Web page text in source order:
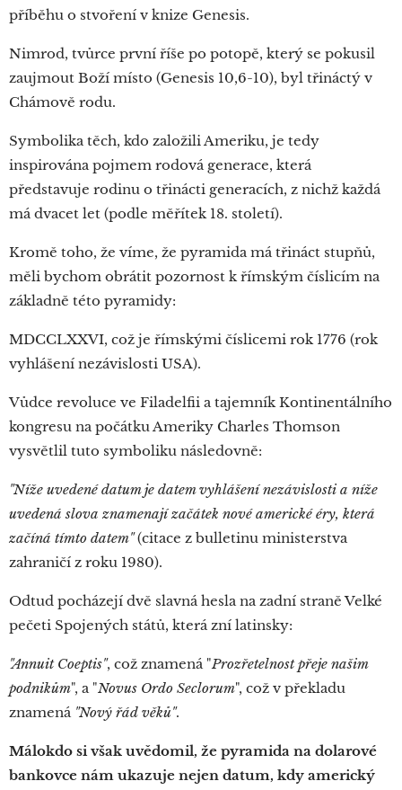
příběhu o stvoření v knize Genesis.
Nimrod, tvůrce první říše po potopě, který se pokusil
zaujmout Boží místo (Genesis 10,6-10), byl třináctý v
Chámově rodu.
Symbolika těch, kdo založili Ameriku, je tedy
inspirována pojmem rodová generace, která
představuje rodinu o třinácti generacích, z nichž každá
má dvacet let (podle měřítek 18. století).
Kromě toho, že víme, že pyramida má třináct stupňů,
měli bychom obrátit pozornost k římským číslicím na
základně této pyramidy:
MDCCLXXVI, což je římskými číslicemi rok 1776 (rok
vyhlášení nezávislosti USA).
Vůdce revoluce ve Filadelfii a tajemník Kontinentálního
kongresu na počátku Ameriky Charles Thomson
vysvětlil tuto symboliku následovně:
"Níže uvedené datum je datem vyhlášení nezávislosti a níže
uvedená slova znamenají začátek nové americké éry, která
začíná tímto datem"(citace z bulletinu ministerstva
zahraničí z roku 1980).
Odtud pocházejí dvě slavná hesla na zadní straně Velké
pečeti Spojených států, která zní latinsky:
"Annuit Coeptis", což znamená "Prozřetelnost přeje našim
podnikům", a "Novus Ordo Seclorum", což v překladu
znamená "Nový řád věků".
Málokdo si však uvědomil, že pyramida na dolarové
bankovce nám ukazuje nejen datum, kdy americký